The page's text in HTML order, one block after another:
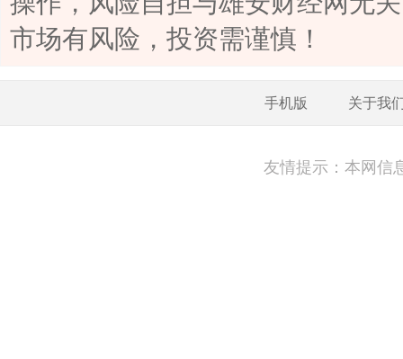
市场有风险，投资需谨慎！
手机版 关于我
友情提示：本网信